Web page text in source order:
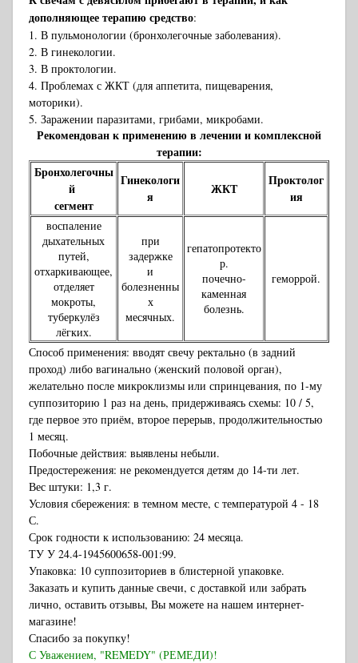
дополняющее терапию средство:
1. В пульмонологии (бронхолегочные заболевания).
2. В гинекологии.
3. В проктологии.
4. Проблемах с ЖКТ (для аппетита, пищеварения,
моторики).
5. Заражении паразитами, грибами, микробами.
Рекомендован к применению в лечении и комплексной
терапии:
Бронхолегочны
й
сегмент
Гинекологи
я
ЖКТ
Проктолог
ия
воспаление
дыхательных
путей,
отхаркивающее,
отделяет
мокроты,
туберкулёз
лёгких.
при
задержке
и
болезненны
х
месячных.
гепатопротекто
р.
почечно-
каменная
болезнь.
геморрой.
Способ применения: вводят свечу ректально (в задний
проход) либо вагинально (женский половой орган),
желательно после микроклизмы или спринцевания, по 1-му
суппозиторию 1 раз на день, придерживаясь схемы: 10 / 5,
где первое это приём, второе перерыв, продолжительностью
1 месяц.
Побочные действия: выявлены небыли.
Предостережения: не рекомендуется детям до 14-ти лет.
Вес штуки: 1,3 г.
Условия сбережения: в темном месте, с температурой 4 - 18
С.
Срок годности к использованию: 24 месяца.
ТУ У 24.4-1945600658-001:99.
Упаковка: 10 суппозиториев в блистерной упаковке.
Заказать и купить данные свечи, с доставкой или забрать
лично, оставить отзывы, Вы можете на нашем интернет-
магазине!
Спасибо за покупку!
С Уважением, "REMEDY" (РЕМЕДИ)!